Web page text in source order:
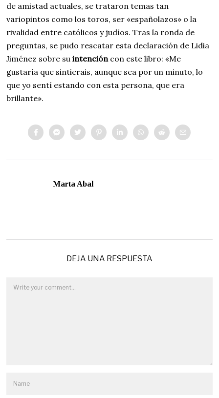
de amistad actuales, se trataron temas tan
variopintos como los toros, ser «españolazos» o la
rivalidad entre católicos y judíos. Tras la ronda de
preguntas, se pudo rescatar esta declaración de Lidia
Jiménez sobre suintención con este libro: «Me
gustaría que sintierais, aunque sea por un minuto, lo
que yo sentí estando con esta persona, que era
brillante».
Marta Abal
DEJA UNA RESPUESTA